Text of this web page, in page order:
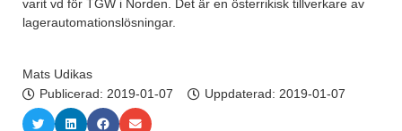
varit vd för TGW i Norden. Det är en österrikisk tillverkare av
lagerautomationslösningar.
Mats Udikas
Publicerad: 2019-01-07 Uppdaterad: 2019-01-07